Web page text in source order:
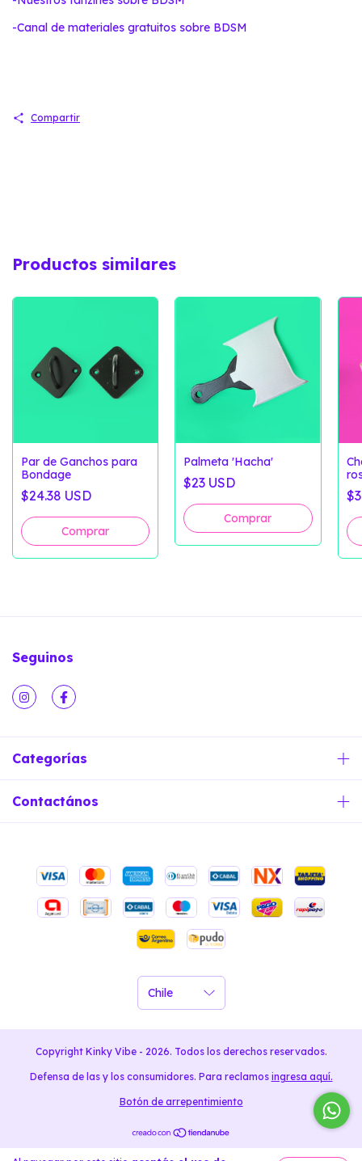
-Canal de materiales gratuitos sobre BDSM
Compartir
Productos similares
Par de Ganchos para
Bondage
$24.38 USD
Palmeta 'Hacha'
$23 USD
Seguinos
Categorías
Contactános
Copyright Kinky Vibe - 2026. Todos los derechos reservados.
Defensa de las y los consumidores. Para reclamos ingresa aquí.
Botón de arrepentimiento